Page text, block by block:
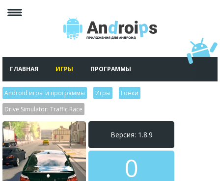
ГЛАВНАЯ ИГРЫ ПРОГРАММЫ
Android игры и программы Игры Гонки
Drive Simulator: Traffic Race
Версия: 1.8.9
0